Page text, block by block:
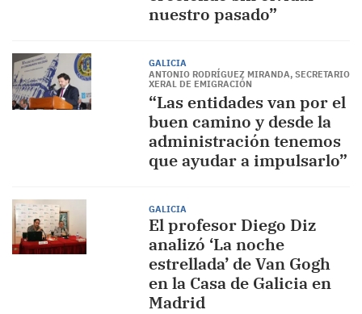
nuestro pasado”
GALICIA
ANTONIO RODRÍGUEZ MIRANDA, SECRETARIO
XERAL DE EMIGRACIÓN
“Las entidades van por el
buen camino y desde la
administración tenemos
que ayudar a impulsarlo”
GALICIA
El profesor Diego Diz
analizó ‘La noche
estrellada’ de Van Gogh
en la Casa de Galicia en
Madrid